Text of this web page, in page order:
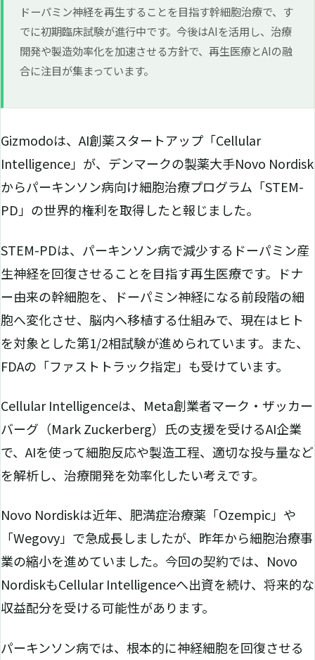
ドーパミン神経を再生することを目指す幹細胞治療で、す
でに初期臨床試験が進行中です。今後はAIを活用し、治療
開発や製造効率化を加速させる方針で、再生医療とAIの融
合に注目が集まっています。
Gizmodoは、AI創薬スタートアップ「Cellular
Intelligence」が、デンマークの製薬大手Novo Nordisk
からパーキンソン病向け細胞治療プログラム「STEM-
PD」の世界的権利を取得したと報じました。
STEM-PDは、パーキンソン病で減少するドーパミン産
生神経を回復させることを目指す再生医療です。ドナ
ー由来の幹細胞を、ドーパミン神経になる前段階の細
胞へ変化させ、脳内へ移植する仕組みで、現在はヒト
を対象とした第1/2相試験が進められています。また、
FDAの「ファストトラック指定」も受けています。
Cellular Intelligenceは、Meta創業者マーク・ザッカー
バーグ（Mark Zuckerberg）氏の支援を受けるAI企業
で、AIを使って細胞反応や製造工程、適切な投与量など
を解析し、治療開発を効率化したい考えです。
Novo Nordiskは近年、肥満症治療薬「Ozempic」や
「Wegovy」で急成長しましたが、昨年から細胞治療事
業の縮小を進めていました。今回の契約では、Novo
NordiskもCellular Intelligenceへ出資を続け、将来的な
収益配分を受ける可能性があります。
パーキンソン病では、根本的に神経細胞を回復させる